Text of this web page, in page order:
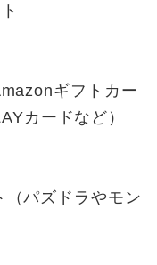
ギフトカー
カードなど）
（パズドラやモン